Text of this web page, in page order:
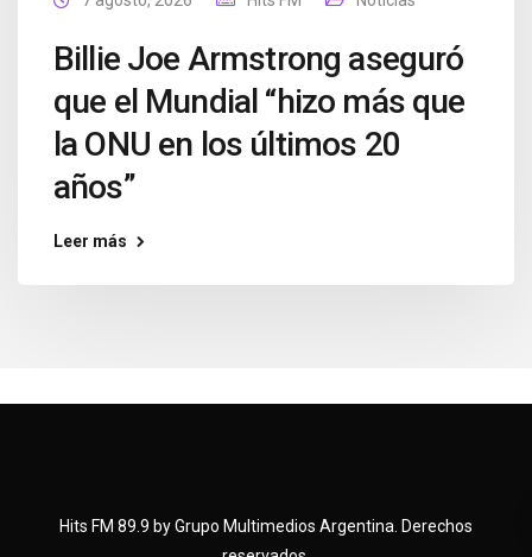
Billie Joe Armstrong aseguró
que el Mundial “hizo más que
la ONU en los últimos 20
años”
Leer más
Hits FM 89.9 by Grupo Multimedios Argentina. Derechos